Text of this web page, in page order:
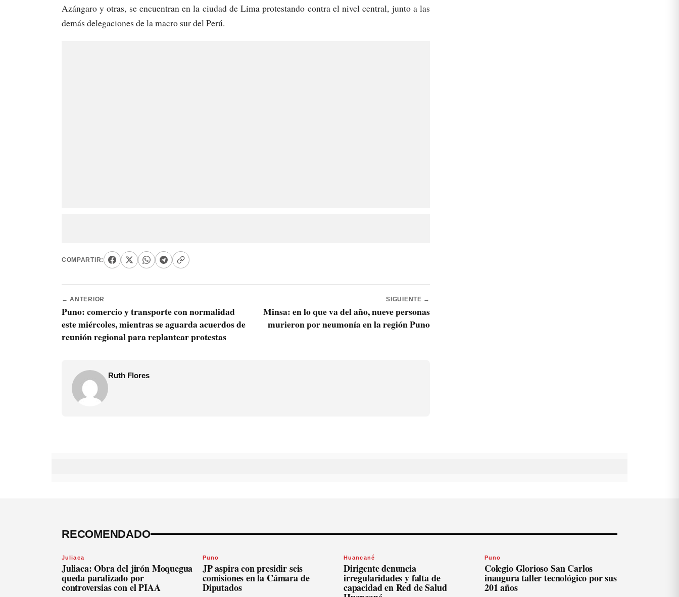
Azángaro y otras, se encuentran en la ciudad de Lima protestando contra el nivel central, junto a las
demás delegaciones de la macro sur del Perú.
COMPARTIR:
← ANTERIOR
Puno: comercio y transporte con normalidad
este miércoles, mientras se aguarda acuerdos de
reunión regional para replantear protestas
SIGUIENTE →
Minsa: en lo que va del año, nueve personas
murieron por neumonía en la región Puno
Ruth Flores
RECOMENDADO
Juliaca
Juliaca: Obra del jirón Moquegua
queda paralizado por
controversias con el PIAA
Puno
JP aspira con presidir seis
comisiones en la Cámara de
Diputados
Huancané
Dirigente denuncia
irregularidades y falta de
capacidad en Red de Salud
Puno
Colegio Glorioso San Carlos
inaugura taller tecnológico por sus
201 años